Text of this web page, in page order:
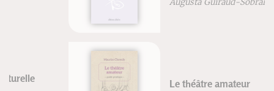
Augusta Guiraud-Sobral
Le théâtre amateur